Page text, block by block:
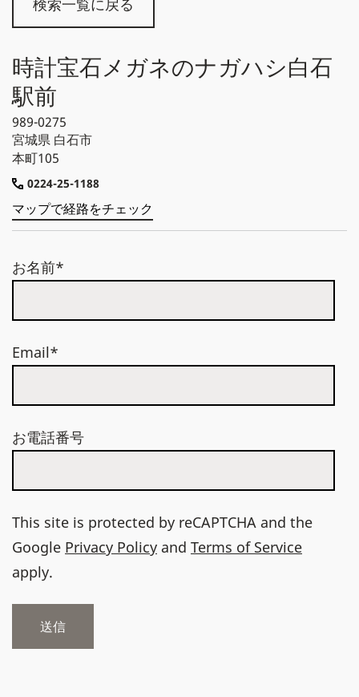
検索一覧に戻る
時計宝石メガネのナガハシ白石
駅前
989-0275
宮城県 白石市
本町105
0224-25-1188
マップで経路をチェック
お名前*
Email*
お電話番号
This site is protected by reCAPTCHA and the
Google Privacy Policy and Terms of Service
apply.